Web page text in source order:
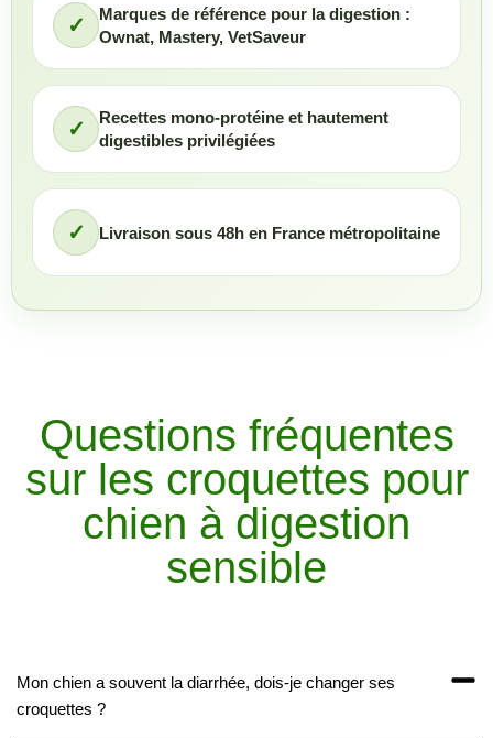
✓
Marques de référence pour la digestion :
Ownat, Mastery, VetSaveur
✓
Recettes mono-protéine et hautement
digestibles privilégiées
✓ Livraison sous 48h en France métropolitaine
Questions fréquentes
sur les croquettes pour
chien à digestion
sensible
Mon chien a souvent la diarrhée, dois-je changer ses
croquettes ?